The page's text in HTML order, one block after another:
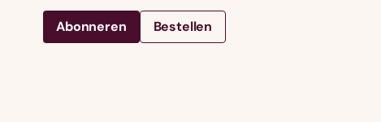
Abonneren Bestellen